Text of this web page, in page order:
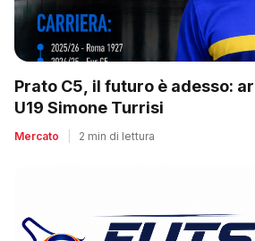
Prato C5, il futuro è adesso:
U19 Simone Turrisi
Mercato 2 min di lettura